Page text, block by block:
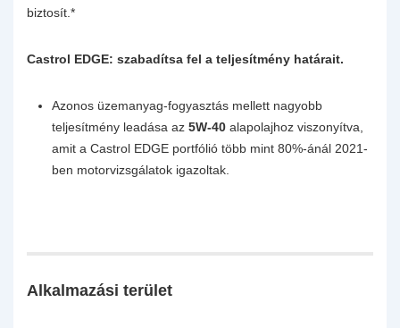
biztosít.*
Castrol EDGE: szabadítsa fel a teljesítmény határait.
Azonos üzemanyag-fogyasztás mellett nagyobb
teljesítmény leadása az 5W-40 alapolajhoz viszonyítva,
amit a Castrol EDGE portfólió több mint 80%-ánál 2021-
ben motorvizsgálatok igazoltak.
Alkalmazási terület